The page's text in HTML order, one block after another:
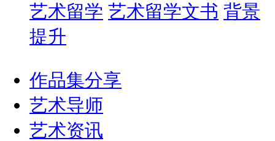
艺术留学 艺术留学文书 背景
提升
作品集分享
艺术导师
艺术资讯